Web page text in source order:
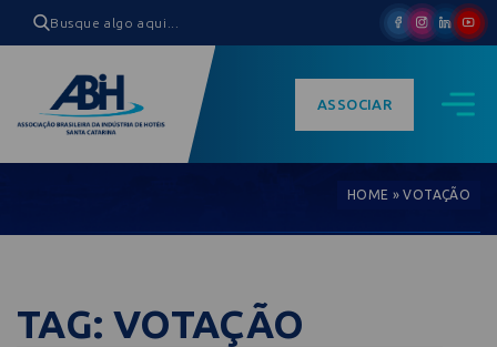
ASSOCIAR
HOME »VOTAÇÃO
TAG: VOTAÇÃO